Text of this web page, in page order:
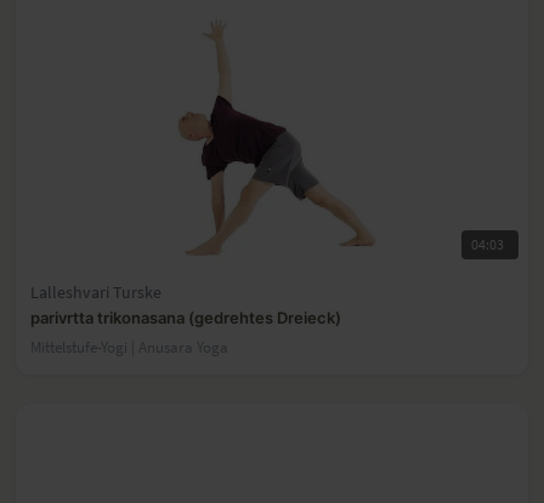
04:03
Lalleshvari Turske
parivrtta trikonasana (gedrehtes Dreieck)
Mittelstufe-Yogi | Anusara Yoga